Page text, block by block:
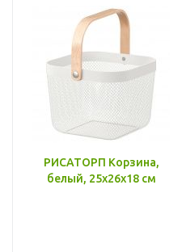
РИСАТОРП Корзина,
белый, 25x26x18 см